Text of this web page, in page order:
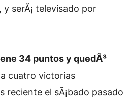
serÃ¡ televisado por
34 puntos y quedÃ³
cuatro victorias
reciente el sÃ¡bado pasado